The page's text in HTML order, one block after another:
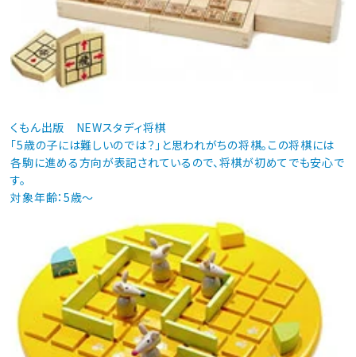
くもん出版 NEWスタディ将棋
「5歳の子には難しいのでは？」と思われがちの将棋。この将棋には
各駒に進める方向が表記されているので、将棋が初めてでも安心で
す。
対象年齢：5歳～